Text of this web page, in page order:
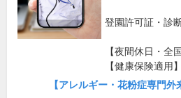
登園許可証・診
【夜間休日・全
【健康保険適用】
【アレルギー・花粉症専門外